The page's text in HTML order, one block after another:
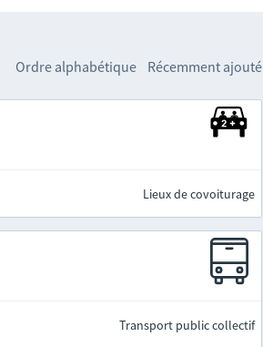
Ordre alphabétique Récemment ajouté
Lieux de covoiturage
Transport public collectif